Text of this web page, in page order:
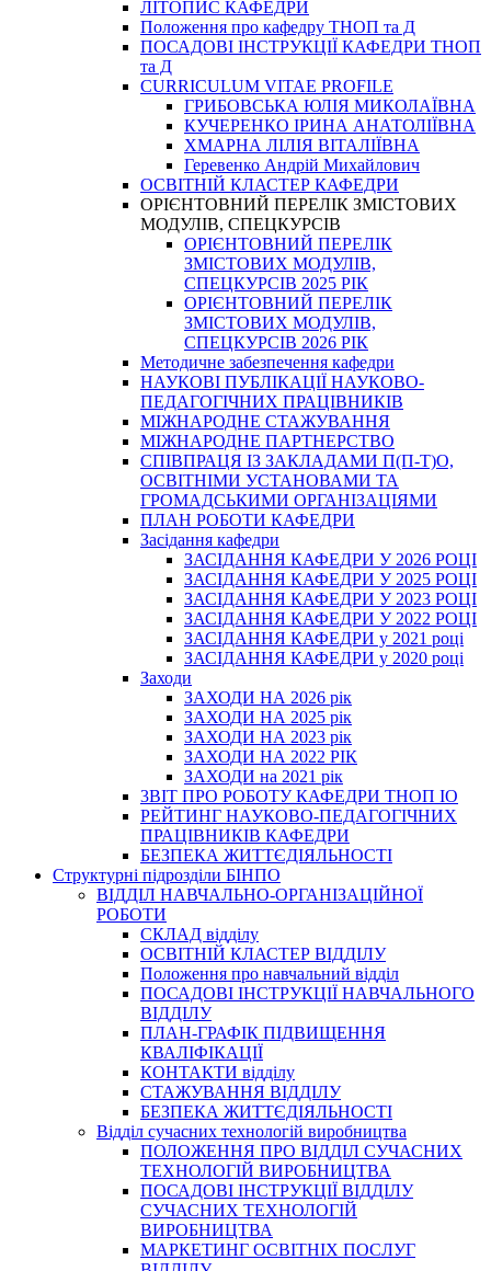
ЛІТОПИС КАФЕДРИ
Положення про кафедру ТНОП та Д
ПОСАДОВІ ІНСТРУКЦІЇ КАФЕДРИ ТНОП
та Д
CURRICULUM VITAE PROFILE
ГРИБОВСЬКА ЮЛІЯ МИКОЛАЇВНА
КУЧЕРЕНКО ІРИНА АНАТОЛІЇВНА
ХМАРНА ЛІЛІЯ ВІТАЛІЇВНА
Геревенко Андрій Михайлович
ОСВІТНІЙ КЛАСТЕР КАФЕДРИ
ОРІЄНТОВНИЙ ПЕРЕЛІК ЗМІСТОВИХ
МОДУЛІВ, СПЕЦКУРСІВ
ОРІЄНТОВНИЙ ПЕРЕЛІК
ЗМІСТОВИХ МОДУЛІВ,
СПЕЦКУРСІВ 2025 РІК
ОРІЄНТОВНИЙ ПЕРЕЛІК
ЗМІСТОВИХ МОДУЛІВ,
СПЕЦКУРСІВ 2026 РІК
Методичне забезпечення кафедри
НАУКОВІ ПУБЛІКАЦІЇ НАУКОВО-
ПЕДАГОГІЧНИХ ПРАЦІВНИКІВ
МІЖНАРОДНЕ СТАЖУВАННЯ
МІЖНАРОДНЕ ПАРТНЕРСТВО
СПІВПРАЦЯ ІЗ ЗАКЛАДАМИ П(П-Т)О,
ОСВІТНІМИ УСТАНОВАМИ ТА
ГРОМАДСЬКИМИ ОРГАНІЗАЦІЯМИ
ПЛАН РОБОТИ КАФЕДРИ
Засідання кафедри
ЗАСІДАННЯ КАФЕДРИ У 2026 РОЦІ
ЗАСІДАННЯ КАФЕДРИ У 2025 РОЦІ
ЗАСІДАННЯ КАФЕДРИ У 2023 РОЦІ
ЗАСІДАННЯ КАФЕДРИ У 2022 РОЦІ
ЗАСІДАННЯ КАФЕДРИ у 2021 році
ЗАСІДАННЯ КАФЕДРИ у 2020 році
Заходи
ЗАХОДИ НА 2026 рік
ЗАХОДИ НА 2025 рік
ЗАХОДИ НА 2023 рік
ЗАХОДИ НА 2022 РІК
ЗАХОДИ на 2021 рік
3BIT ПРО РОБОТУ КАФЕДРИ ТНОП ІО
РЕЙТИНГ НАУКОВО-ПЕДАГОГІЧНИХ
ПРАЦІВНИКІВ КАФЕДРИ
БЕЗПЕКА ЖИТТЄДІЯЛЬНОСТІ
Структурні підрозділи БІНПО
ВІДДІЛ НАВЧАЛЬНО-ОРГАНІЗАЦІЙНОЇ
РОБОТИ
СКЛАД відділу
ОСВІТНІЙ КЛАСТЕР ВІДДІЛУ
Положення про навчальний вiддiл
ПОСАДОВІ ІНСТРУКЦІЇ НАВЧАЛЬНОГО
ВІДДІЛУ
ПЛАН-ГРАФІК ПІДВИЩЕННЯ
КВАЛІФІКАЦІЇ
КОНТАКТИ відділу
СТАЖУВАННЯ ВІДДІЛУ
БЕЗПЕКА ЖИТТЄДІЯЛЬНОСТІ
Відділ сучасних технологій виробництва
ПОЛОЖЕННЯ ПРО ВІДДІЛ СУЧАСНИХ
ТЕХНОЛОГІЙ ВИРОБНИЦТВА
ПОСАДОВІ ІНСТРУКЦІЇ ВІДДІЛУ
СУЧАСНИХ ТЕХНОЛОГІЙ
ВИРОБНИЦТВА
МАРКЕТИНГ ОСВІТНІХ ПОСЛУГ